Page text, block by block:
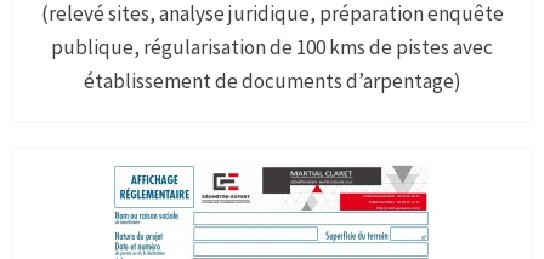
(relevé sites, analyse juridique, préparation enquête
publique, régularisation de 100 kms de pistes avec
établissement de documents d’arpentage)